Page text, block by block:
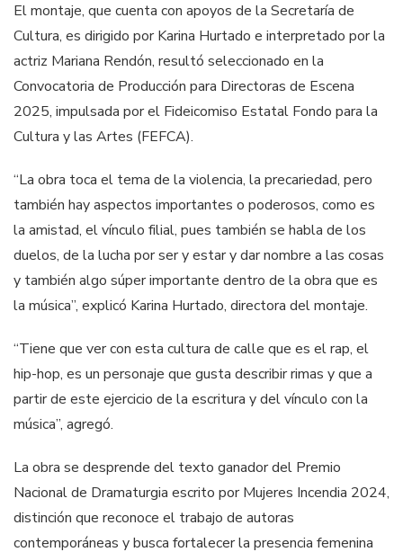
El montaje, que cuenta con apoyos de la Secretaría de
Cultura, es dirigido por Karina Hurtado e interpretado por la
actriz Mariana Rendón, resultó seleccionado en la
Convocatoria de Producción para Directoras de Escena
2025, impulsada por el Fideicomiso Estatal Fondo para la
Cultura y las Artes (FEFCA).
“La obra toca el tema de la violencia, la precariedad, pero
también hay aspectos importantes o poderosos, como es
la amistad, el vínculo filial, pues también se habla de los
duelos, de la lucha por ser y estar y dar nombre a las cosas
y también algo súper importante dentro de la obra que es
la música”, explicó Karina Hurtado, directora del montaje.
“Tiene que ver con esta cultura de calle que es el rap, el
hip-hop, es un personaje que gusta describir rimas y que a
partir de este ejercicio de la escritura y del vínculo con la
música”, agregó.
La obra se desprende del texto ganador del Premio
Nacional de Dramaturgia escrito por Mujeres Incendia 2024,
distinción que reconoce el trabajo de autoras
contemporáneas y busca fortalecer la presencia femenina